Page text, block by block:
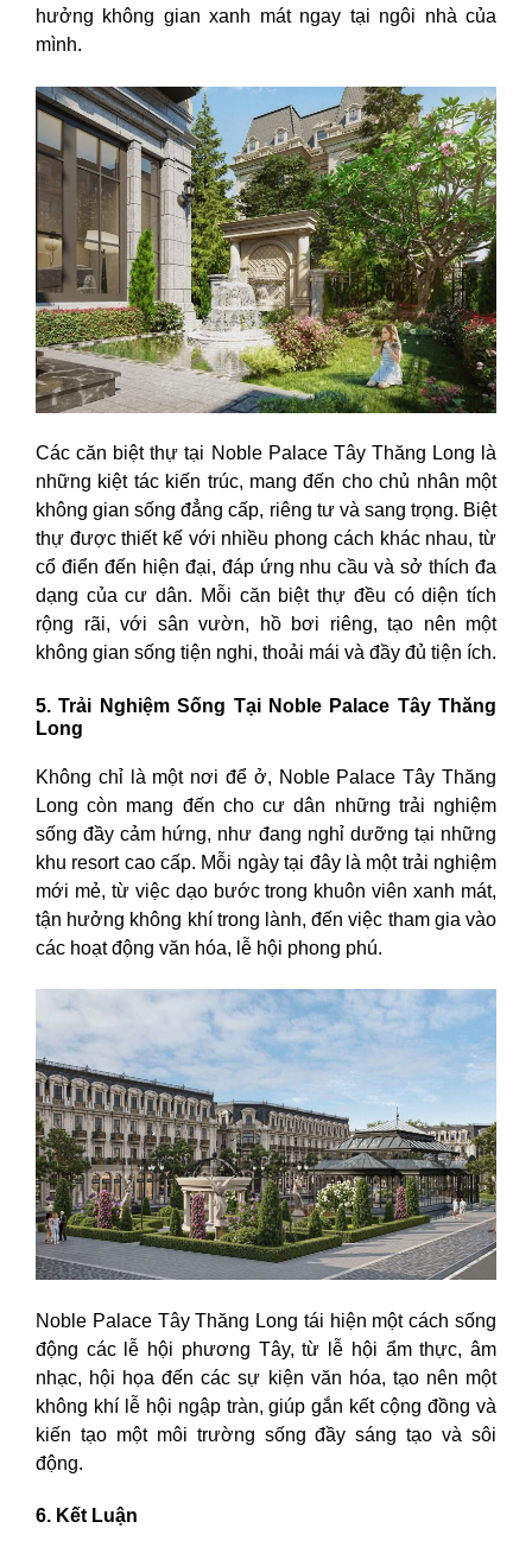
hưởng không gian xanh mát ngay tại ngôi nhà của
mình.
Các căn biệt thự tại Noble Palace Tây Thăng Long là
những kiệt tác kiến trúc, mang đến cho chủ nhân một
không gian sống đẳng cấp, riêng tư và sang trọng. Biệt
thự được thiết kế với nhiều phong cách khác nhau, từ
cổ điển đến hiện đại, đáp ứng nhu cầu và sở thích đa
dạng của cư dân. Mỗi căn biệt thự đều có diện tích
rộng rãi, với sân vườn, hồ bơi riêng, tạo nên một
không gian sống tiện nghi, thoải mái và đầy đủ tiện ích.
5. Trải Nghiệm Sống Tại Noble Palace Tây Thăng
Long
Không chỉ là một nơi để ở, Noble Palace Tây Thăng
Long còn mang đến cho cư dân những trải nghiệm
sống đầy cảm hứng, như đang nghỉ dưỡng tại những
khu resort cao cấp. Mỗi ngày tại đây là một trải nghiệm
mới mẻ, từ việc dạo bước trong khuôn viên xanh mát,
tận hưởng không khí trong lành, đến việc tham gia vào
các hoạt động văn hóa, lễ hội phong phú.
Noble Palace Tây Thăng Long tái hiện một cách sống
động các lễ hội phương Tây, từ lễ hội ẩm thực, âm
nhạc, hội họa đến các sự kiện văn hóa, tạo nên một
không khí lễ hội ngập tràn, giúp gắn kết cộng đồng và
kiến tạo một môi trường sống đầy sáng tạo và sôi
động.
6. Kết Luận